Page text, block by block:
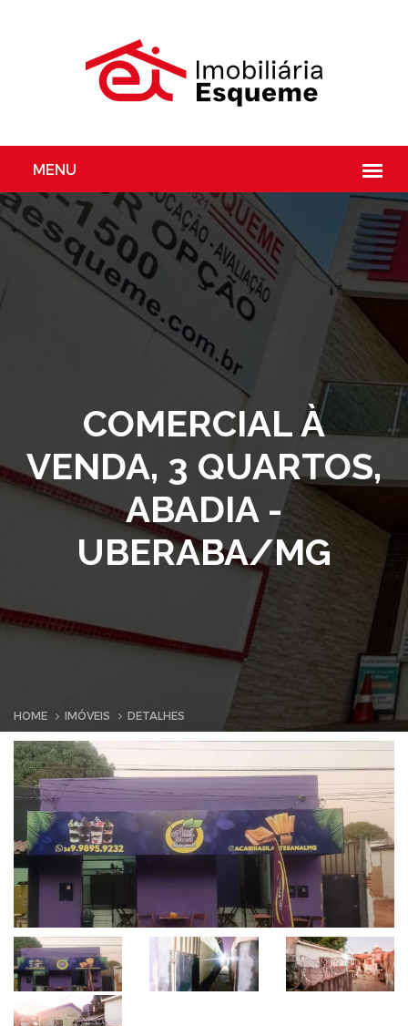
COMERCIAL À
VENDA, 3 QUARTOS,
ABADIA -
UBERABA/MG
HOME IMÓVEIS DETALHES